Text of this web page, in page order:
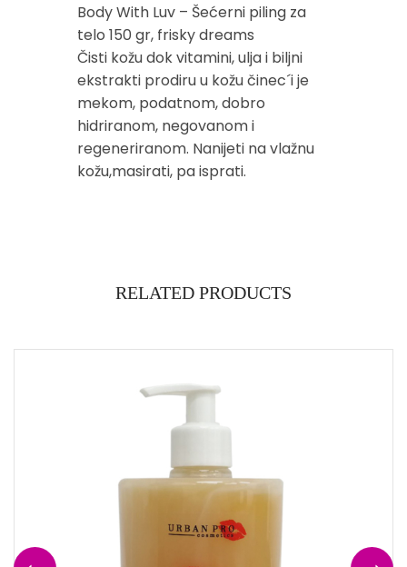
Body With Luv – Šećerni piling za
telo 150 gr, frisky dreams
Čisti kožu dok vitamini, ulja i biljni
ekstrakti prodiru u kožu činec´i je
mekom, podatnom, dobro
hidriranom, negovanom i
regeneriranom. Nanijeti na vlažnu
kožu,masirati, pa isprati.
RELATED PRODUCTS